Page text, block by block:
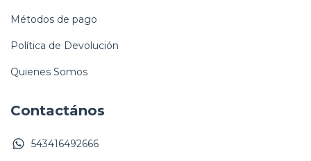
Métodos de pago
Política de Devolución
Quienes Somos
Contactános
543416492666